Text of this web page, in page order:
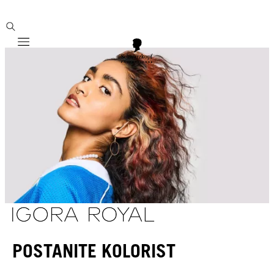
Mobile navigation
POSTANITE KOLORIST